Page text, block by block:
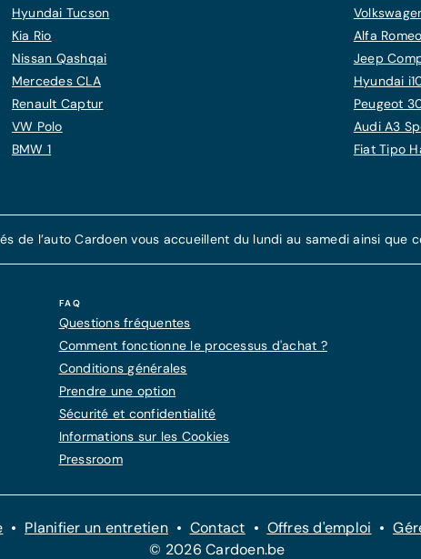
Hyundai Tucson
Kia Rio
Nissan Qashqai
Mercedes CLA
Renault Captur
VW Polo
BMW 1
Alfa
Jeep
Hyundai
Peugeot
Audi A3
Fiat Tipo
de l’auto Cardoen vous accueillent du lundi au samedi ainsi que
FAQ
Questions fréquentes
Comment fonctionne le processus d'achat ?
Conditions générales
Prendre une option
Sécurité et confidentialité
Informations sur les Cookies
Pressroom
Planifier un entretien Contact Offres d'emploi
© 2026 Cardoen.be